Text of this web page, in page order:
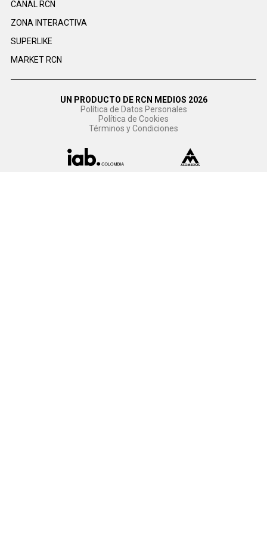
CANAL RCN
ZONA INTERACTIVA
SUPERLIKE
MARKET RCN
UN PRODUCTO DE RCN MEDIOS 2026
Política de Datos Personales
Política de Cookies
Términos y Condiciones